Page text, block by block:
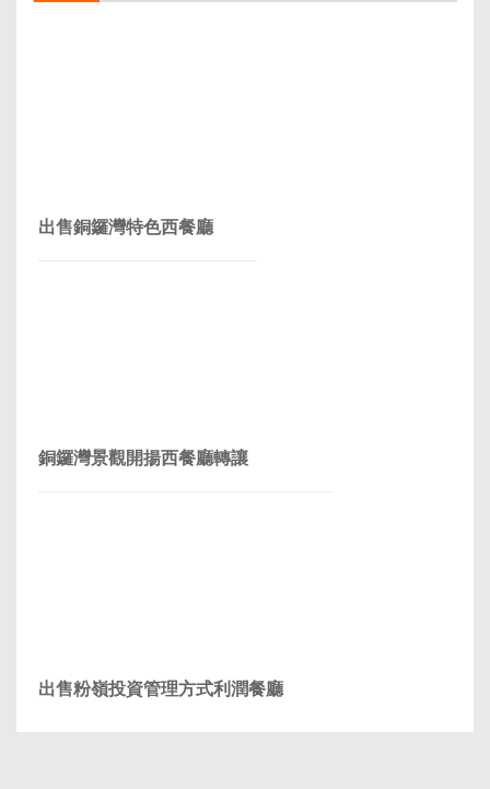
出售銅鑼灣特色西餐廳
銅鑼灣景觀開揚西餐廳轉讓
出售粉嶺投資管理方式利潤餐廳